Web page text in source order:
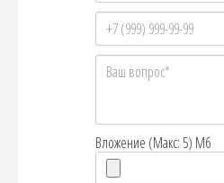
Вложение (Макс: 5) Мб